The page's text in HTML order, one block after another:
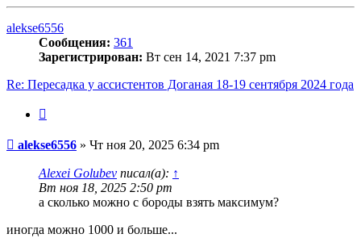
alekse6556
Сообщения: 361
Зарегистрирован: Вт сен 14, 2021 7:37 pm
Re: Пересадка у ассистентов Доганая 18-19 сентября 2024 года
Сообщение
alekse6556 » Чт ноя 20, 2025 6:34 pm
Alexei Golubev писал(а): ↑
Вт ноя 18, 2025 2:50 pm
а сколько можно с бороды взять максимум?
иногда можно 1000 и больше...